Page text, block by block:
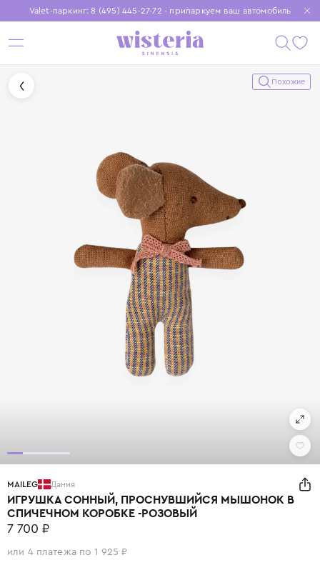
Valet-паркинг: 8 (495) 445-27-72 - припаркуем ваш автомобиль
Бесплатная доставка при заказе от 15 000 ₽
Установите приложение, чтобы покупки были еще удобнее
Похожие
MAILEG Дания
ИГРУШКА СОННЫЙ, ПРОСНУВШИЙСЯ МЫШОНОК В
СПИЧЕЧНОМ КОРОБКЕ -РОЗОВЫЙ
7 700 ₽
или 4 платежа по 1 925 ₽